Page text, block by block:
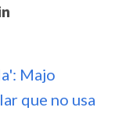
Majo
que no usa